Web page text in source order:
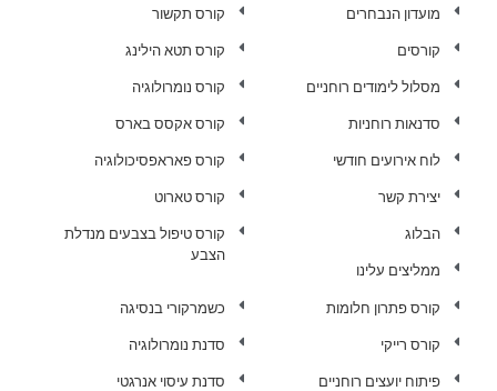
מועדון הנבחרים
קורסים
מסלול לימודים רוחניים
סדנאות רוחניות
לוח אירועים חודשי
יצירת קשר
הבלוג
ממליצים עלינו
קורס תקשור
קורס תטא הילינג
קורס נומרולוגיה
קורס אקסס בארס
קורס פאראפסיכולוגיה
קורס טארוט
קורס טיפול בצבעים מנדלת
הצבע
קורס פתרון חלומות
קורס רייקי
פיתוח יועצים רוחניים
כשמרקורי בנסיגה
סדנת נומרולוגיה
סדנת עיסוי אנרגטי